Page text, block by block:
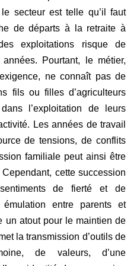
secteur est telle qu’il faut
he de départs à la retraite à
exploitations risque de
Pourtant,
le métier,
ne connaît pas de
fils ou filles d’agriculteurs
l’exploitation de leurs
Les années de travail
de tensions, de conflits
familiale peut ainsi être
cette succession
de fierté et de
entre parents et
un atout pour le maintien de
la transmission d’outils de
de valeurs, d’une